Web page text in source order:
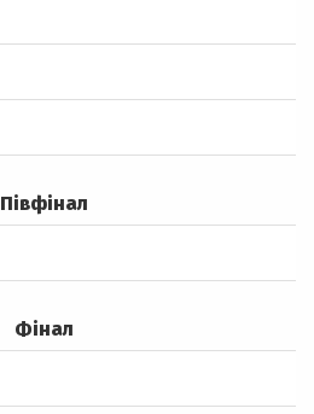
Півфінал
Фінал